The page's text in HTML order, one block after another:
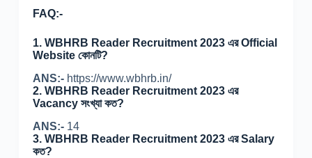
FAQ:-
1. WBHRB Reader Recruitment 2023 এর Official
Website কোনটি?
ANS:-https://www.wbhrb.in/
2. WBHRB Reader Recruitment 2023 এর
Vacancy সংখ্যা কত?
ANS:-14
3. WBHRB Reader Recruitment 2023 এর Salary
কত?